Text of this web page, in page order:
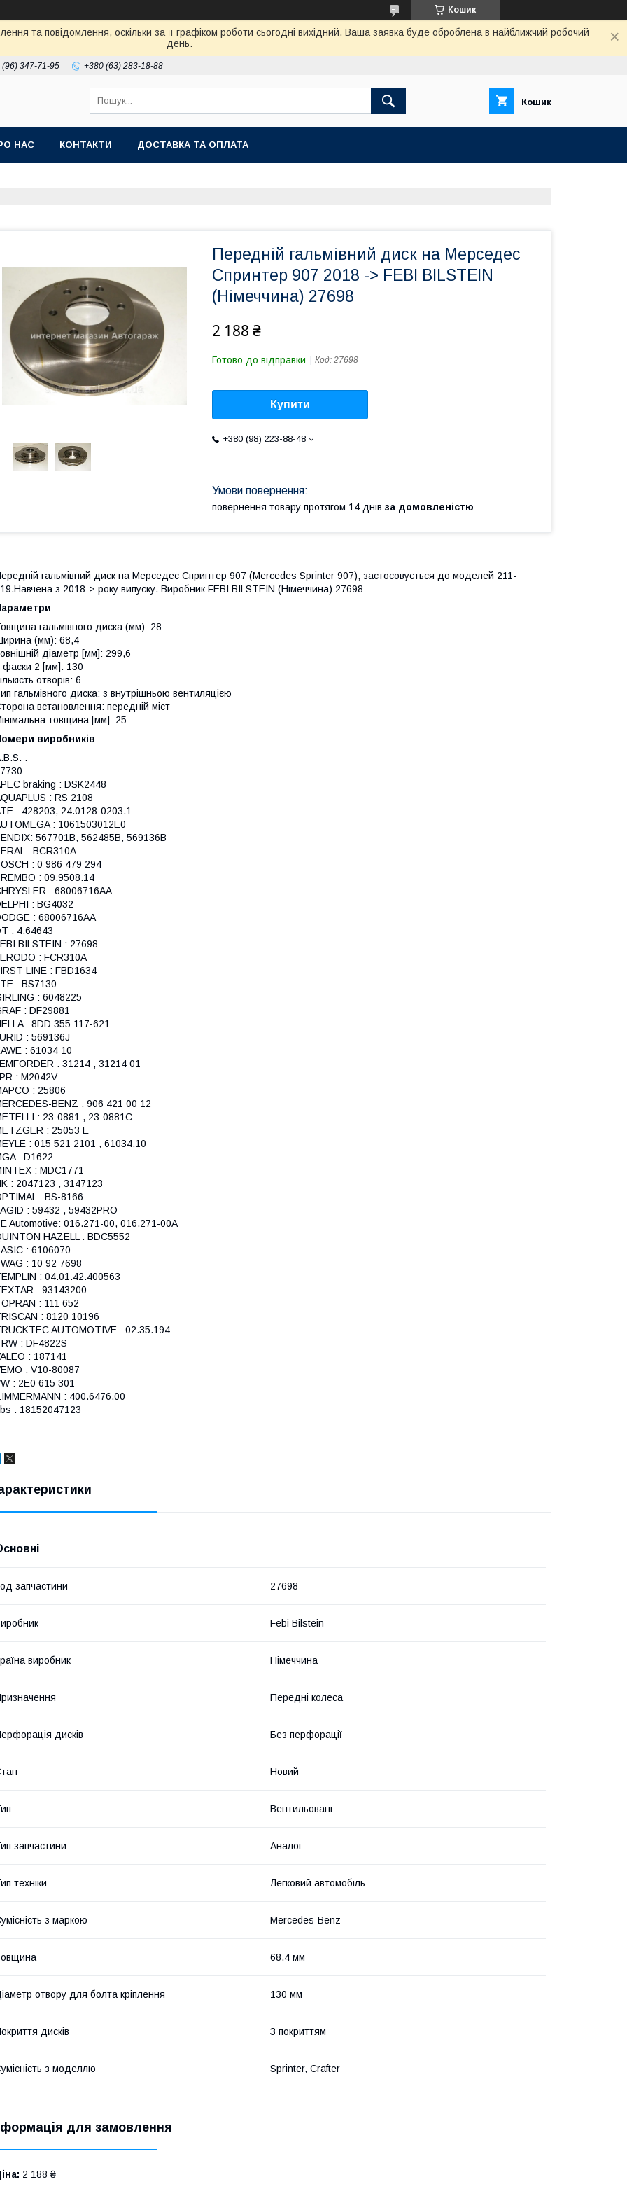
Кошик
та повідомлення, оскільки за її графіком роботи сьогодні вихідний. Ваша заявка буде оброблена в найближчий робочий
день.
(96) 347-71-95 +380 (63) 283-18-88
Кошик
НАС КОНТАКТИ ДОСТАВКА ТА ОПЛАТА
Передній гальмівний диск на Мерседес
Спринтер 907 2018 -> FEBI BILSTEIN
(Німеччина) 27698
2 188 ₴
Готово до відправки Код: 27698
Купити
+380 (98) 223-88-48
повернення товару протягом 14 днів за домовленістю
гальмівний диск на Мерседес Спринтер 907 (Mercedes Sprinter 907), застосовується до моделей 211-
з 2018-> року випуску. Виробник FEBI BILSTEIN (Німеччина) 27698
гальмівного диска (мм): 28
(мм): 68,4
діаметр [мм]: 299,6
фаски 2 [мм]: 130
отворів: 6
гальмівного диска: з внутрішньою вентиляцією
встановлення: передній міст
товщина [мм]: 25
виробників
:
braking : DSK2448
: RS 2108
: 428203, 24.0128-0203.1
: 1061503012E0
567701B, 562485B, 569136B
: BCR310A
: 0 986 479 294
: 09.9508.14
: 68006716AA
: BG4032
: 68006716AA
: 4.64643
BILSTEIN : 27698
: FCR310A
LINE : FBD1634
: BS7130
: 6048225
: DF29881
: 8DD 355 117-621
: 569136J
: 61034 10
: 31214 , 31214 01
: M2042V
: 25806
BENZ : 906 421 00 12
: 23-0881 , 23-0881C
: 25053 E
: 015 521 2101 , 61034.10
: D1622
: MDC1771
: 2047123 , 3147123
: BS-8166
: 59432 , 59432PRO
Automotive: 016.271-00, 016.271-00A
HAZELL : BDC5552
: 6106070
: 10 92 7698
: 04.01.42.400563
: 93143200
: 111 652
: 8120 10196
AUTOMOTIVE : 02.35.194
: DF4822S
: 187141
: V10-80087
: 2E0 615 301
: 400.6476.00
: 18152047123
запчастини 27698
Febi Bilstein
виробник Німеччина
Передні колеса
дисків Без перфорації
Новий
Вентильовані
запчастини Аналог
техніки Легковий автомобіль
з маркою Mercedes-Benz
68.4 мм
отвору для болта кріплення 130 мм
дисків З покриттям
з моделлю Sprinter, Crafter
для замовлення
2 188 ₴